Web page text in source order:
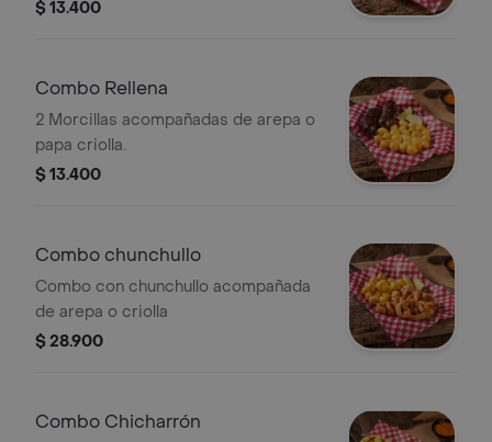
$ 13.400
Combo Rellena
2 Morcillas acompañadas de arepa o
papa criolla.
$ 13.400
Combo chunchullo
Combo con chunchullo acompañada
de arepa o criolla
$ 28.900
Combo Chicharrón